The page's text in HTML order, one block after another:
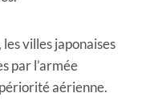
villes japonaises
par l’armée
aérienne.